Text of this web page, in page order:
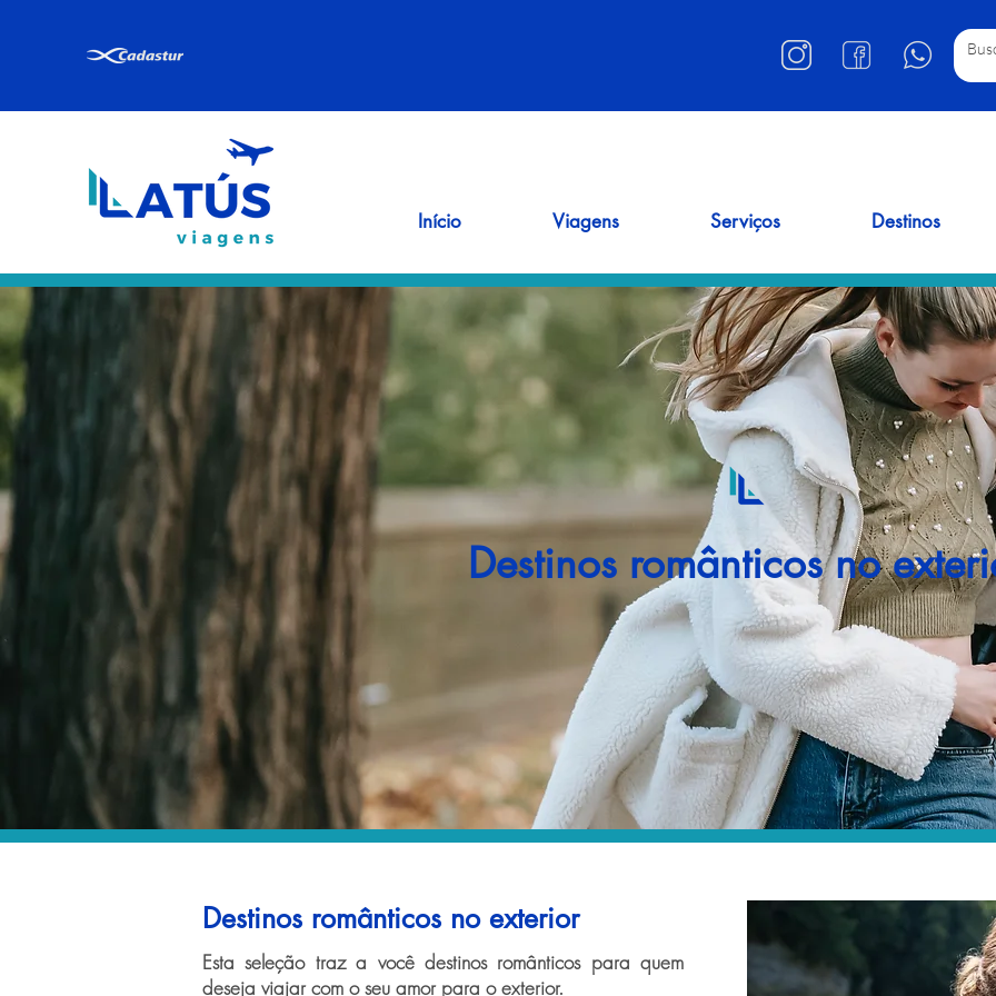
Início Viagens Serviços Destinos
Destinos românticos no
Destinos românticos no exterior
Esta seleção traz a você destinos românticos para quem
deseja viajar com o seu amor para o exterior.